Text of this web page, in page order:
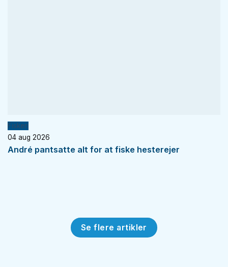
Fiskeri
04 aug 2026
André pantsatte alt for at fiske hesterejer
Se flere artikler